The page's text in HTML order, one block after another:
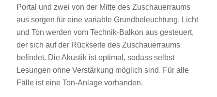
Portal und zwei von der Mitte des Zuschauerraums
aus sorgen für eine variable Grundbeleuchtung. Licht
und Ton werden vom Technik-Balkon aus gesteuert,
der sich auf der Rückseite des Zuschauerraums
befindet. Die Akustik ist optimal, sodass selbst
Lesungen ohne Verstärkung möglich sind. Für alle
Fälle ist eine Ton-Anlage vorhanden.